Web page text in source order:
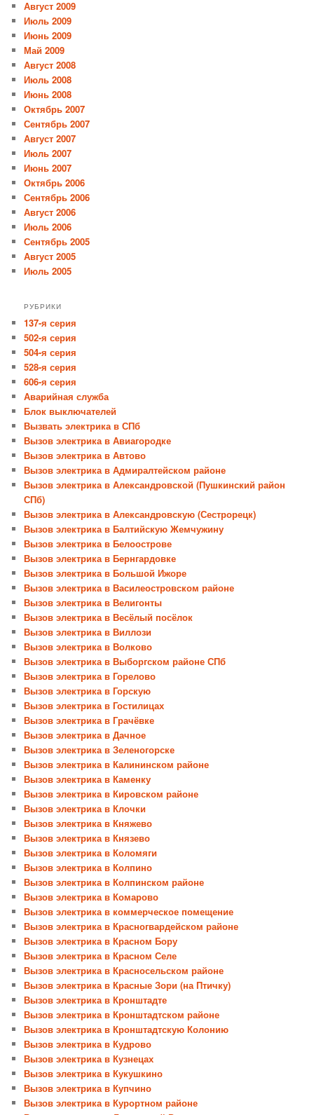
Август 2009
Июль 2009
Июнь 2009
Май 2009
Август 2008
Июль 2008
Июнь 2008
Октябрь 2007
Сентябрь 2007
Август 2007
Июль 2007
Июнь 2007
Октябрь 2006
Сентябрь 2006
Август 2006
Июль 2006
Сентябрь 2005
Август 2005
Июль 2005
РУБРИКИ
137-я серия
502-я серия
504-я серия
528-я серия
606-я серия
Аварийная служба
Блок выключателей
Вызвать электрика в СПб
Вызов электрика в Авиагородке
Вызов электрика в Автово
Вызов электрика в Адмиралтейском районе
Вызов электрика в Александровской (Пушкинский район
СПб)
Вызов электрика в Александровскую (Сестрорецк)
Вызов электрика в Балтийскую Жемчужину
Вызов электрика в Белоострове
Вызов электрика в Бернгардовке
Вызов электрика в Большой Ижоре
Вызов электрика в Василеостровском районе
Вызов электрика в Велигонты
Вызов электрика в Весёлый посёлок
Вызов электрика в Виллози
Вызов электрика в Волково
Вызов электрика в Выборгском районе СПб
Вызов электрика в Горелово
Вызов электрика в Горскую
Вызов электрика в Гостилицах
Вызов электрика в Грачёвке
Вызов электрика в Дачное
Вызов электрика в Зеленогорске
Вызов электрика в Калининском районе
Вызов электрика в Каменку
Вызов электрика в Кировском районе
Вызов электрика в Клочки
Вызов электрика в Княжево
Вызов электрика в Князево
Вызов электрика в Коломяги
Вызов электрика в Колпино
Вызов электрика в Колпинском районе
Вызов электрика в Комарово
Вызов электрика в коммерческое помещение
Вызов электрика в Красногвардейском районе
Вызов электрика в Красном Бору
Вызов электрика в Красном Селе
Вызов электрика в Красносельском районе
Вызов электрика в Красные Зори (на Птичку)
Вызов электрика в Кронштадте
Вызов электрика в Кронштадтском районе
Вызов электрика в Кронштадтскую Колонию
Вызов электрика в Кудрово
Вызов электрика в Кузнецах
Вызов электрика в Кукушкино
Вызов электрика в Купчино
Вызов электрика в Курортном районе